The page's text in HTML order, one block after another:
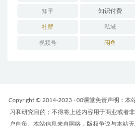
知乎 知识付费
社群 私域
视频号 闲鱼
Copyright © 2014-2023 · 00课堂免责声明：本
习和研究目的；不得将上述内容用于商业或者
户自负。本站信息来自网络，版权争议与本站